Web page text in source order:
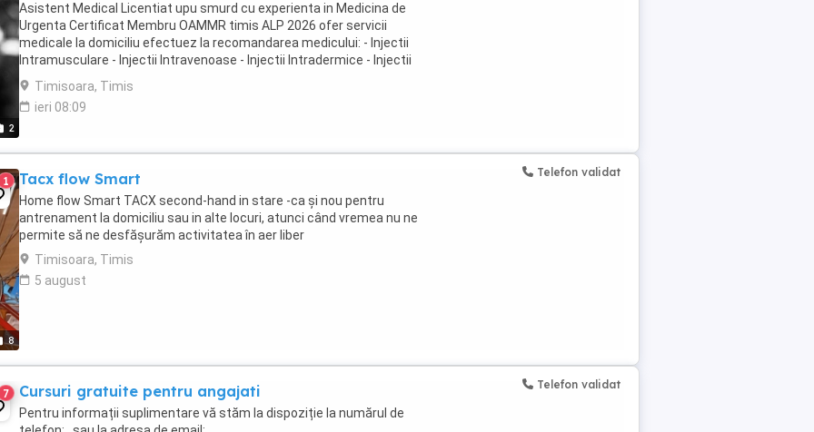
2
Asistent Medical Licentiat upu smurd cu experienta in Medicina de
Urgenta Certificat Membru OAMMR timis ALP 2026 ofer servicii
medicale la domiciliu efectuez la recomandarea medicului: - Injectii
Intramusculare - Injectii Intravenoase - Injectii Intradermice - Injectii
Subcutanate - Vaccinare ...
Timisoara, Timis
ieri 08:09
8
1 Tacx flow Smart
Home flow Smart TACX second-hand in stare -ca și nou pentru
antrenament la domiciliu sau in alte locuri, atunci când vremea nu ne
permite să ne desfășurăm activitatea în aer liber
Timisoara, Timis
5 august
Telefon validat
7 Cursuri gratuite pentru angajati
Pentru informații suplimentare vă stăm la dispoziție la numărul de
Telefon validat